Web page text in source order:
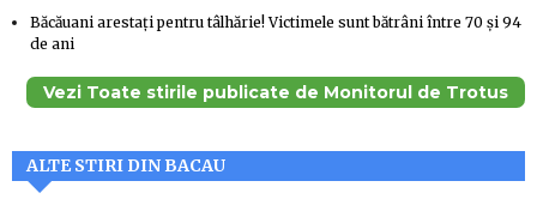
Băcăuani arestați pentru tâlhărie! Victimele sunt bătrâni între 70 și 94
de ani
Vezi Toate stirile publicate de Monitorul de Trotus
ALTE STIRI DIN BACAU